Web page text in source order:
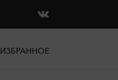
ИЗБРАННОЕ